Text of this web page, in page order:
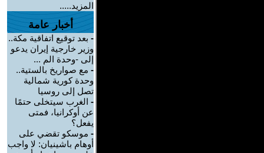
المزيد.....
أخبار عامة
- بعد توقيع اتفاقية مكة..
وزير خارجية إيران يدعو
إلى -وحدة الم ...
- مع صواريخ بالستية..
وحدة كورية شمالية
تصل إلى روسيا
- الغرب سيتخلى حتمًا
عن أوكرانيا، فمتى
يفعل؟
- موسكو تقضي على
أوهام باشينيان: لا واجب